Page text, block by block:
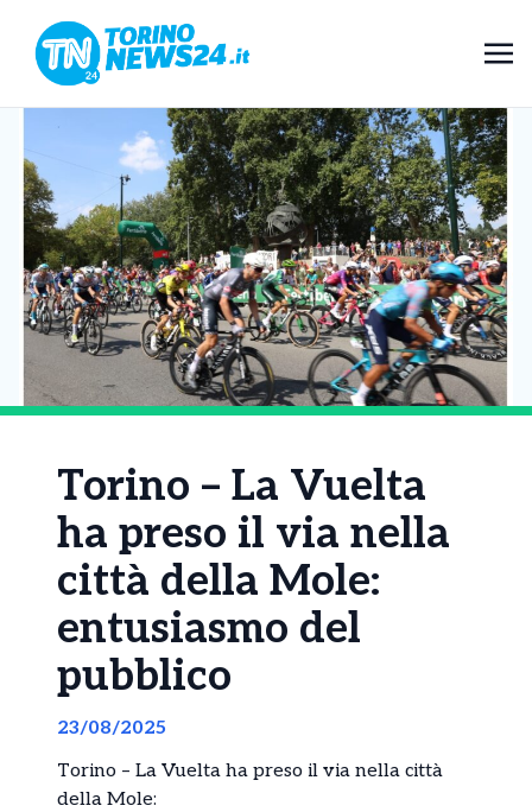
Torino – La Vuelta
ha preso il via nella
città della Mole:
entusiasmo del
pubblico
23/08/2025
Torino – La Vuelta ha preso il via nella città
della Mole: